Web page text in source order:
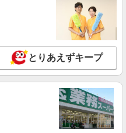
とりあえずキープ